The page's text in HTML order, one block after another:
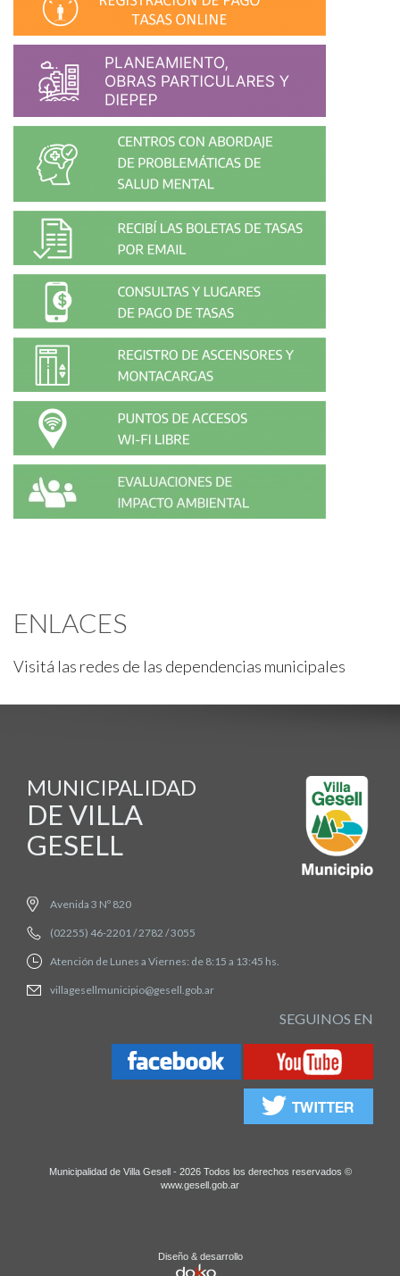
ENLACES
Visitá las redes de las dependencias municipales
MUNICIPALIDAD
DE VILLA
GESELL
Avenida 3 Nº 820
(02255) 46-2201 / 2782 / 3055
Atención de Lunes a Viernes: de 8:15 a 13:45 hs.
villagesellmunicipio@gesell.gob.ar
SEGUINOS EN
Municipalidad de Villa Gesell - 2026 Todos los derechos reservados ©
www.gesell.gob.ar
Diseño & desarrollo